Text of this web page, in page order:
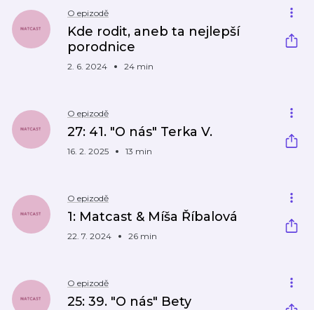
O epizodě
Kde rodit, aneb ta nejlepší
porodnice
2. 6. 2024 24 min
O epizodě
27: 41. "O nás" Terka V.
16. 2. 2025 13 min
O epizodě
1: Matcast & Míša Říbalová
22. 7. 2024 26 min
O epizodě
25: 39. "O nás" Bety